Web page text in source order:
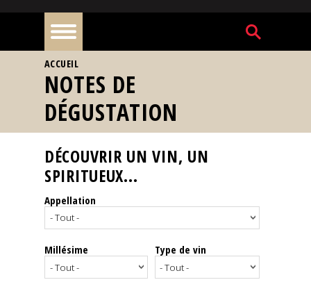
À
la
une
Reportages
Nos
Spiritueux
Notes
VOUS ÊTES ICI
ACCUEIL
NOTES DE
DÉGUSTATION
DÉCOUVRIR UN VIN, UN
SPIRITUEUX...
Appellation
Millésime Type de vin